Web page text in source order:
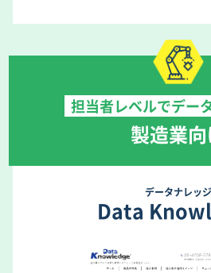
担当者レベルでデー
製造業
データナレッジ
Data